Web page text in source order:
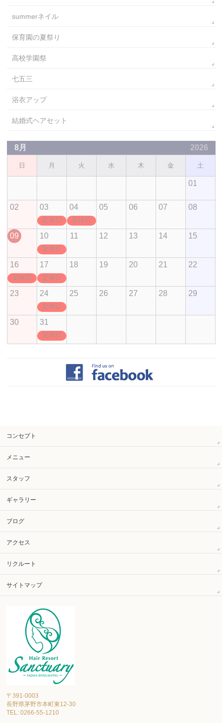
summerネイル
保育園の夏祭り
高校学園祭
七五三
浴衣アップ
結婚式ヘアセット
8月 2026
日 月 火 水 木 金 土
01
02 03
定休日
04
定休日
05 06 07 08
09 10
定休日
11 12 13 14 15
16
定休日
17
定休日
18 19 20 21 22
23 24
定休日
25 26 27 28 29
30 31
定休日
コンセプト
メニュー
スタッフ
ギャラリー
ブログ
アクセス
リクルート
サイトマップ
〒391-0003
長野県茅野市本町東12-30
TEL: 0266-55-1210